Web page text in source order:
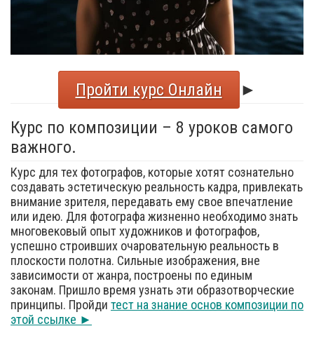
Пройти курс Онлайн
►
Курс по композиции – 8 уроков самого
важного.
Курс для тех фотографов, которые хотят сознательно
создавать эстетическую реальность кадра, привлекать
внимание зрителя, передавать ему свое впечатление
или идею. Для фотографа жизненно необходимо знать
многовековый опыт художников и фотографов,
успешно строивших очаровательную реальность в
плоскости полотна. Сильные изображения, вне
зависимости от жанра, построены по единым
законам. Пришло время узнать эти образотворческие
принципы. Пройди тест на знание основ композиции по
этой ссылке ►